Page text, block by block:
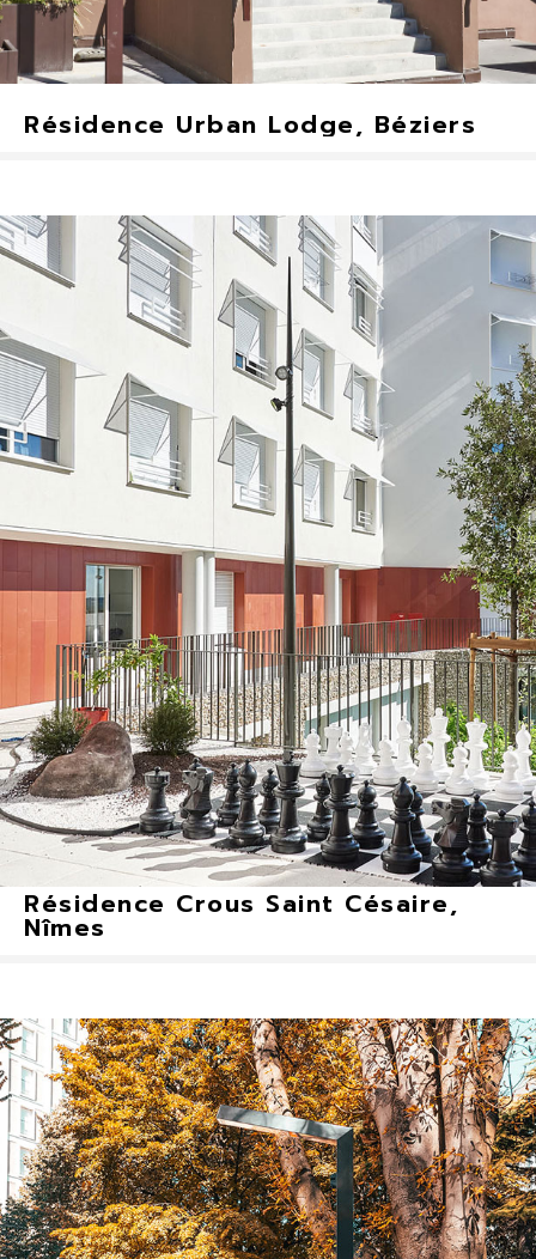
Résidence Urban Lodge, Béziers
Résidence Crous Saint Césaire,
Nîmes
Shiraz Nano (borne)
Paris, France
Shiraz Nano, Shiraz Nano (borne), Shiraz